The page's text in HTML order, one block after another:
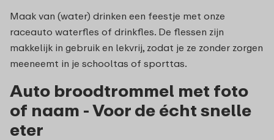
Maak van (water) drinken een feestje met onze
raceauto waterfles of drinkfles. De flessen zijn
makkelijk in gebruik en lekvrij, zodat je ze zonder zorgen
meeneemt in je schooltas of sporttas.
Auto broodtrommel met foto
of naam - Voor de écht snelle
eter